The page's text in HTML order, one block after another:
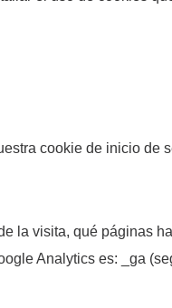
cookie de inicio de
visita, qué páginas
Analytics es: _ga